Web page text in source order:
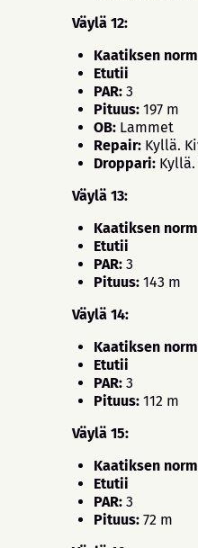
Väylä 12:
Kaatiksen
Etutii
PAR: 3
Pituus: 197 m
OB: Lammet
Repair: Kyllä.
Droppari:
Väylä 13:
Kaatiksen
Etutii
PAR: 3
Pituus: 143 m
Väylä 14:
Kaatiksen
Etutii
PAR: 3
Pituus: 112 m
Väylä 15:
Kaatiksen
Etutii
PAR: 3
Pituus: 72 m